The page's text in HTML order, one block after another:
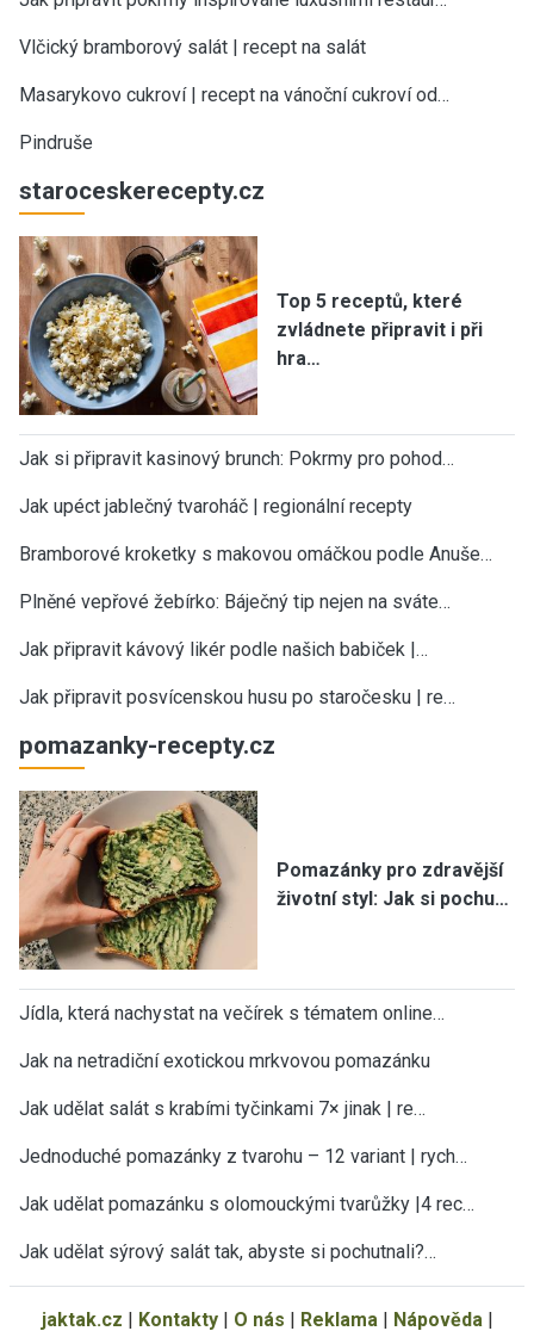
Vlčický bramborový salát | recept na salát
Masarykovo cukroví | recept na vánoční cukroví od…
Pindruše
staroceskerecepty.cz
Top 5 receptů, které
zvládnete připravit i při
hra…
Jak si připravit kasinový brunch: Pokrmy pro pohod…
Jak upéct jablečný tvaroháč | regionální recepty
Bramborové kroketky s makovou omáčkou podle Anuše…
Plněné vepřové žebírko: Báječný tip nejen na sváte…
Jak připravit kávový likér podle našich babiček |…
Jak připravit posvícenskou husu po staročesku | re…
pomazanky-recepty.cz
Pomazánky pro zdravější
životní styl: Jak si pochu…
Jídla, která nachystat na večírek s tématem online…
Jak na netradiční exotickou mrkvovou pomazánku
Jak udělat salát s krabími tyčinkami 7× jinak | re…
Jednoduché pomazánky z tvarohu – 12 variant | rych…
Jak udělat pomazánku s olomouckými tvarůžky |4 rec…
Jak udělat sýrový salát tak, abyste si pochutnali?…
jaktak.cz | Kontakty| O nás | Reklama | Nápověda |